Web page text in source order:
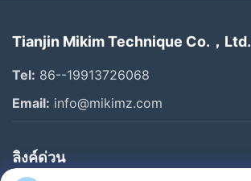
Tianjin Mikim Technique Co.，Ltd.
Tel: 86--19913726068
Email: info@mikimz.com
ลิงค์ด่วน